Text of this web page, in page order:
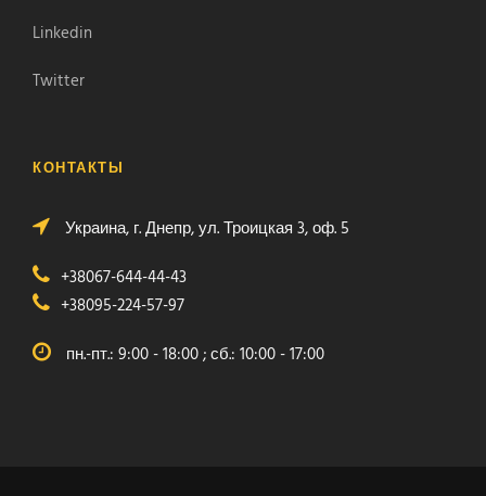
Linkedin
Twitter
КОНТАКТЫ
Украина, г. Днепр, ул. Троицкая 3, оф. 5
+38067-644-44-43
+38095-224-57-97
пн.-пт.: 9:00 - 18:00 ; сб.: 10:00 - 17:00